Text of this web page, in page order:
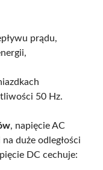
prądu,
50 Hz.
, napięcie AC
duże odległości
DC cechuje: